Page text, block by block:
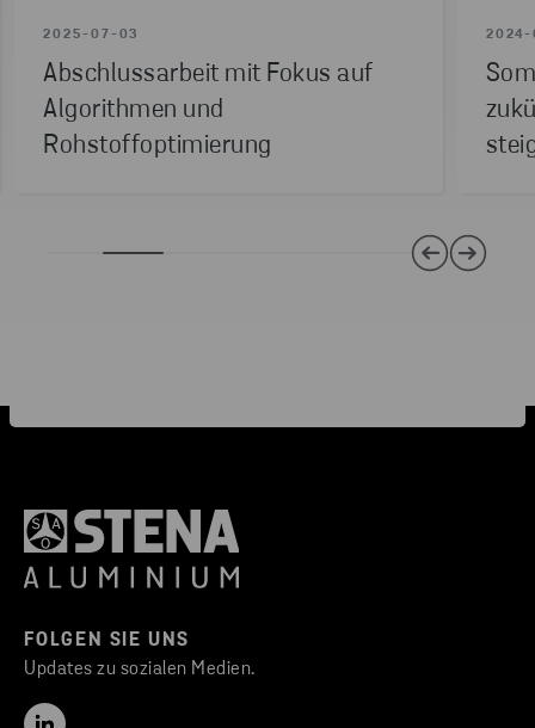
2025-07-03
Abschlussarbeit mit Fokus auf
Algorithmen und
Rohstoffoptimierung
FOLGEN SIE UNS
Updates zu sozialen Medien.